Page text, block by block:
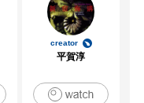
creator
平賀淳